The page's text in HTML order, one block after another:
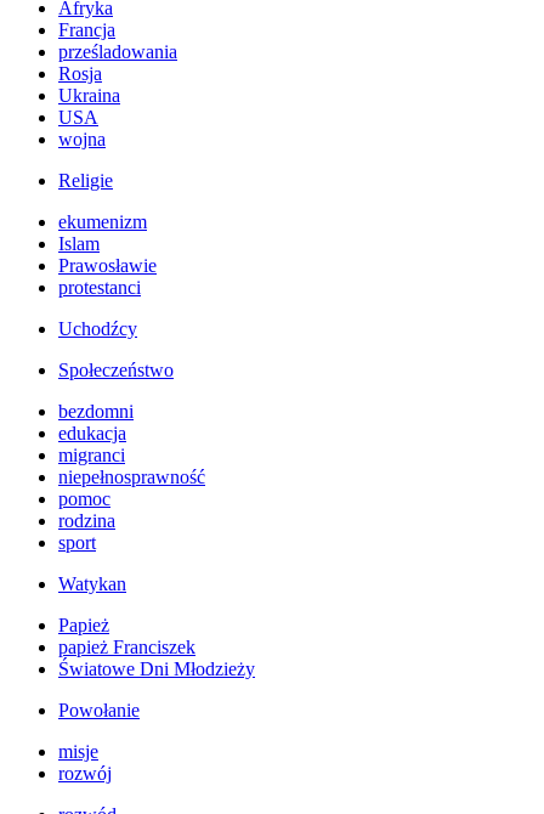
Afryka
Francja
prześladowania
Rosja
Ukraina
USA
wojna
Religie
ekumenizm
Islam
Prawosławie
protestanci
Uchodźcy
Społeczeństwo
bezdomni
edukacja
migranci
niepełnosprawność
pomoc
rodzina
sport
Watykan
Papież
papież Franciszek
Światowe Dni Młodzieży
Powołanie
misje
rozwój